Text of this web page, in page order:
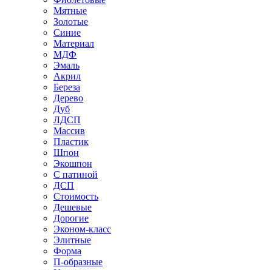
Мятные
Золотые
Синие
Материал
МДФ
Эмаль
Акрил
Береза
Дерево
Дуб
ЛДСП
Массив
Пластик
Шпон
Экошпон
С патиной
ДСП
Стоимость
Дешевые
Дорогие
Эконом-класс
Элитные
Форма
П-образные